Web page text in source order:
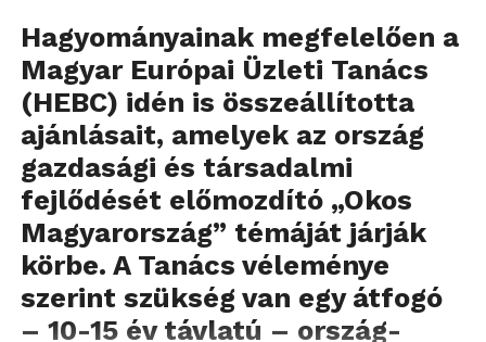
Hagyományainak megfelelően a
Magyar Európai Üzleti Tanács
(HEBC) idén is összeállította
ajánlásait, amelyek az ország
gazdasági és társadalmi
fejlődését előmozdító „Okos
Magyarország” témáját járják
körbe. A Tanács véleménye
szerint szükség van egy átfogó
– 10-15 év távlatú – ország-